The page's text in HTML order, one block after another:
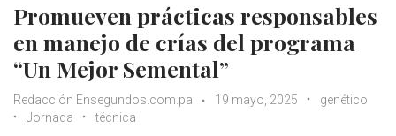
Promueven prácticas responsables
en manejo de crías del programa
“Un Mejor Semental”
Redacción Ensegundos.com.pa 19 mayo, 2025
genético
Jornada
técnica